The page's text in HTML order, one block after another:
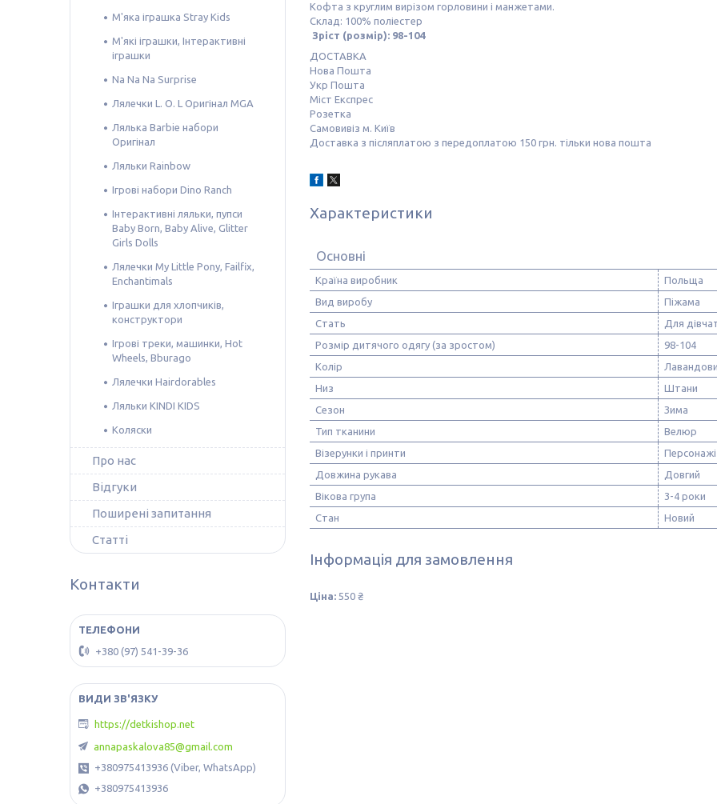
Кофта з круглим вирізом горловини і манжетами.
Склад: 100% поліестер
Зріст (розмір): 98-104
ДОСТАВКА
Нова Пошта
Укр Пошта
Міст Експрес
Розетка
Самовивіз м. Київ
Доставка з післяплатою з передоплатою 150 грн. тільки нова пошта
Характеристики
Основні
Країна виробник
Польща
Вид виробу
Піжама
Стать
Для
Розмір дитячого одягу (за зростом)
98-104
Колір
Низ
Штани
Сезон
Зима
Тип тканини
Велюр
Візерунки і принти
Довжина рукава
Довгий
Вікова група
3-4 роки
Стан
Новий
Інформація для замовлення
Ціна: 550 ₴
М'яка іграшка Stray Kids
М'які іграшки, Інтерактивні
іграшки
Na Na Na Surprise
Лялечки L. O. L Оригінал MGA
Лялька Barbie набори
Оригінал
Ляльки Rainbow
Ігрові набори Dino Ranch
Інтерактивні ляльки, пупси
Baby Born, Baby Alive, Glitter
Girls Dolls
Лялечки My Little Pony, Failfix,
Enchantimals
Іграшки для хлопчиків,
конструктори
Ігрові треки, машинки, Hot
Wheels, Bburago
Лялечки Hairdorables
Ляльки KINDI KIDS
Коляски
Про нас
Відгуки
Поширені запитання
Статті
Контакти
+380 (97) 541-39-36
https://detkishop.net
annapaskalova85@gmail.com
+380975413936 (Viber, WhatsApp)
+380975413936